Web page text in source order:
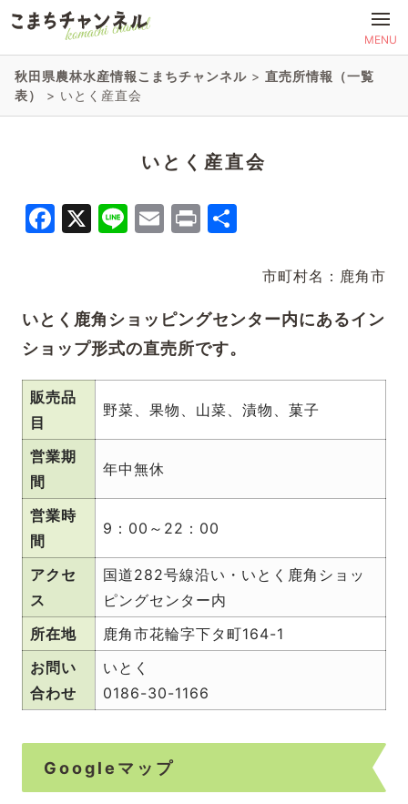
MENU
秋田県農林水産情報こまちチャンネル > 直売所情報（一覧
表）
> いとく産直会
いとく産直会
Facebook
X LineEmail
Print
市町村名：鹿角市
いとく鹿角ショッピングセンター内にあるイン
ショップ形式の直売所です。
販売品
目
野菜、果物、山菜、漬物、菓子
営業期
間
年中無休
営業時
間
9：00～22：00
アクセ
ス
国道282号線沿い・いとく鹿角ショッ
ピングセンター内
所在地
鹿角市花輪字下タ町164-1
お問い
合わせ
いとく
0186-30-1166
Googleマップ